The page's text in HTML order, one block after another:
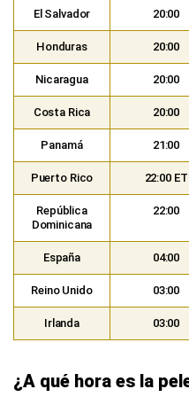
El Salvador 20:00
Honduras 20:00
Nicaragua 20:00
Costa Rica 20:00
Panamá 21:00
Puerto Rico 22:00 ET
República
Dominicana
22:00
España 04:00
Reino Unido 03:00
Irlanda 03:00
¿A qué hora es la